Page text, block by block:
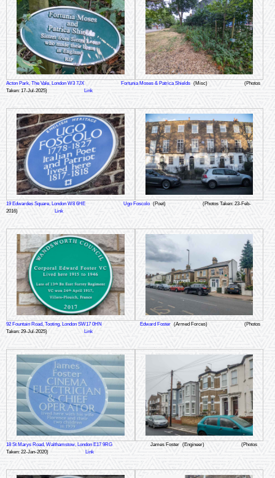
Acton Park, The Vale, London W3 7JX Fortunia Moses & Patrica Shields (Misc)
(Photos
Taken: 17-Jul-2025)
Link
19 Edwardes Square, London W8 6HE Ugo Foscolo (Poet)
(Photos Taken: 23-Feb-
2016)
Link
92 Fountain Road, Tooting, London SW17 0HN Edward Foster (Armed Forces)
(Photos
Taken: 29-Jul-2025)
Link
18 St Marys Road, Walthamstow, London E17 9RG James Foster (Engineer)
(Photos
Taken: 22-Jan-2020)
Link